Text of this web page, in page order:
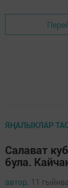
ЯҢАЛЫКЛАР
Салават
була.
автор, 11